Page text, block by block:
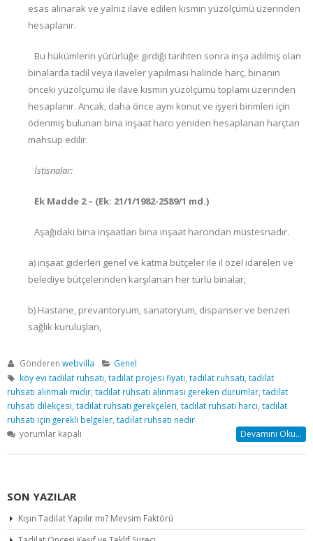
esas alınarak ve yalnız ilave edilen kısmın yüzölçümü üzerinden
hesaplanır.
Bu hükümlerin yürürlüğe girdiği tarihten sonra inşa adilmiş olan
binalarda tadil veya ilaveler yapılması halinde harç, binanın
önceki yüzölçümü ile ilave kısmın yüzölçümü toplamı üzerinden
hesaplanır. Ancak, daha önce aynı konut ve işyeri birimleri için
ödenmiş bulunan bina inşaat harcı yeniden hesaplanan harçtan
mahsup edilir.
İstisnalar:
Ek Madde 2 – (Ek: 21/1/1982-2589/1 md.)
Aşağıdaki bina inşaatları bina inşaat harcından müstesnadır.
a) inşaat giderleri genel ve katma bütçeler ile il özel idareleri ve
belediye bütçelerinden karşılanan her türlü binalar,
b) Hastane, prevantoryum, sanatoryum, dispanser ve benzeri
sağlık kuruluşları,
Gönderen webvilla
Genel
köy evi tadilat ruhsatı tadilat projesi fiyatı tadilat ruhsatı tadilat
ruhsatı alınmalı mıdır tadilat ruhsatı alınması gereken durumlar tadilat
ruhsatı dilekçesi tadilat ruhsatı gerekçeleri tadilat ruhsatı harcı tadilat
ruhsatı için gerekli belgeler tadilat ruhsatı nedir
Tadilat
alınmalıdır?
için
yorumlar kapalı Devamını Oku...
SON YAZILAR
Kışın Tadilat Yapılır mı? Mevsim Faktörü